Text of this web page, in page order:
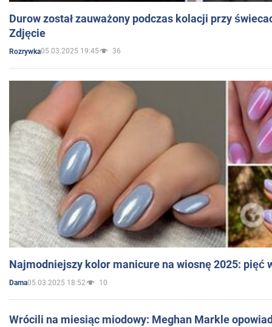
Durow został zauważony podczas kolacji przy
Zdjęcie
Rozrywka05.03.2025 19:45 36
Najmodniejszy kolor manicure na wiosnę 2025: pięć
Dama05.03.2025 18:52 10
Wrócili na miesiąc miodowy: Meghan Markle